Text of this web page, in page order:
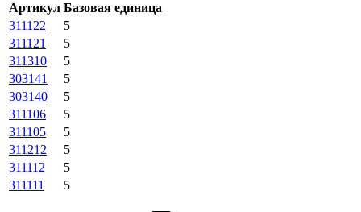
Артикул Базовая единица
311122
5
311121
5
311310
5
303141
5
303140
5
311106
5
311105
5
311212
5
311112
5
311111
5